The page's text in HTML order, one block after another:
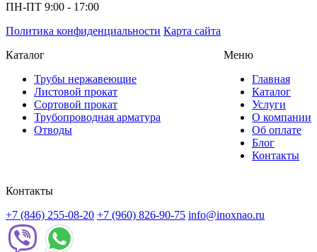
ПН-ПТ 9:00 - 17:00
Политика конфиденциальности Карта сайта
Каталог
Трубы нержавеющие
Листовой прокат
Сортовой прокат
Трубопроводная арматура
Отводы
Меню
Главная
Каталог
Услуги
О компании
Об оплате
Блог
Контакты
Контакты
+7 (846) 255-08-20 +7 (960) 826-90-75 info@inoxnao.ru